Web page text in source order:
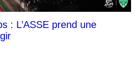
: L’ASSE prend une